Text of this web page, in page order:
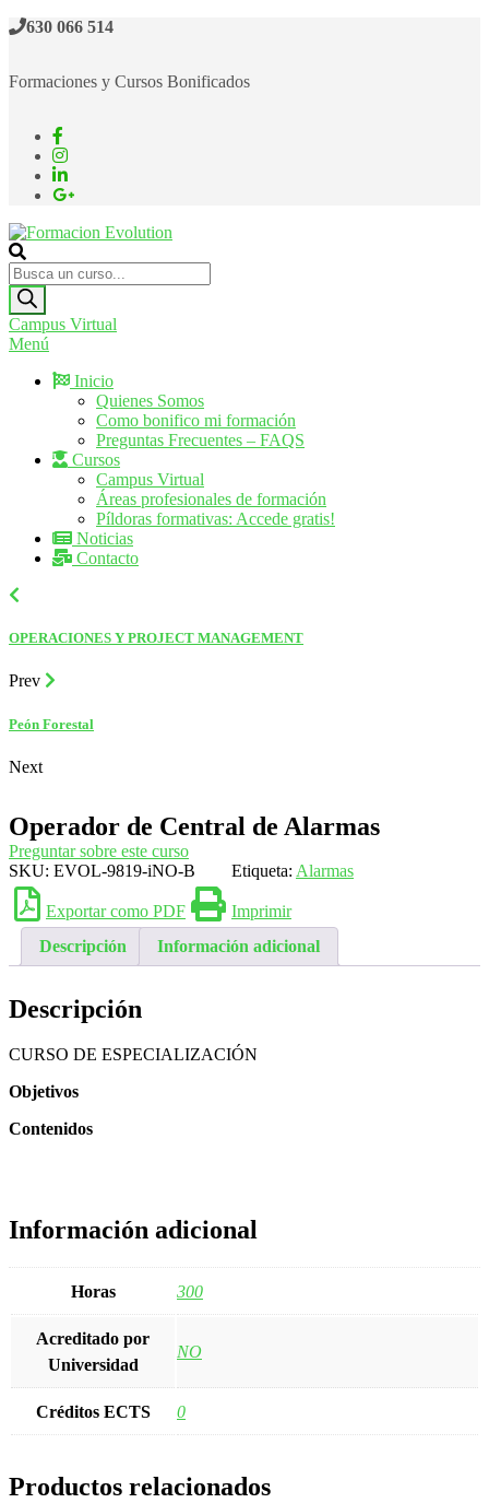
Saltar630 066 514
Formaciones y Cursos Bonificados
Formacion Evolution
Cursos de formación continua
Búsqueda
de
productos
Campus Virtual
Menú
Inicio
Quienes Somos
Como bonifico mi formación
Preguntas Frecuentes – FAQS
Cursos
Campus Virtual
Áreas profesionales de formación
Píldoras formativas: Accede gratis!
Noticias
Contacto
OPERACIONES Y PROJECT MANAGEMENT
Prev
Peón Forestal
Next
Operador de Central de Alarmas
Preguntar sobre este curso
SKU: EVOL-9819-iNO-B Etiqueta: Alarmas
Exportar como PDF
Imprimir
Descripción
Información adicional
Descripción
CURSO DE ESPECIALIZACIÓN
Objetivos
Contenidos
Información adicional
Horas 300
Acreditado por
Universidad
NO
Créditos ECTS 0
Productos relacionados